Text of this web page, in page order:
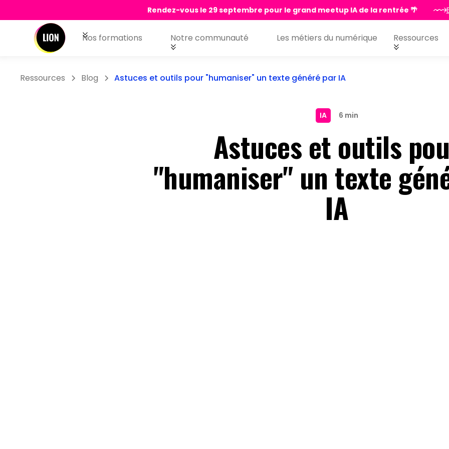
Rendez-vous le 29 septembre pour le grand meetup IA de la rentrée 🌴
Nos formations Notre communauté Les métiers du numérique Ressources
Ressources Blog Astuces et outils pour "humaniser" un texte généré par IA
IA 6 min
Astuces et outils
"humaniser" un texte
IA